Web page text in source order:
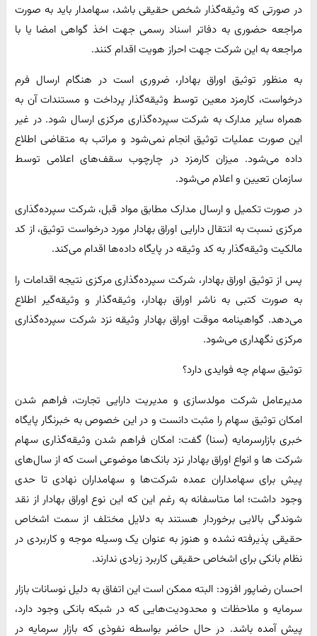
در صورتی که وثیقه‌گذار شخص حقیقی باشد، سهامدار باید به صورت
مراجعه حضوری به دفاتر اسناد رسمی جهت اخذ گواهی امضا یا با
مراجعه به این شرکت جهت احراز هویت اقدام کنند.
به منظور توثیق اوراق بهادار، ضروری است در هنگام ارسال فرم
درخواست، کارمزد معین توسط وثیقه‌گذار پرداخت و مستندات آن به
همراه سایر مدارک به شرکت سپرده‌گذاری مرکزی ارسال شود. در غیر
این صورت عملیات توثیق انجام نمی‌شود و مراتب به متقاضی اطلاع
داده می‌شود. میزان کارمزد در چارچوب سقف‌های اعلامی توسط
سازمان تعیین و اعلام می‌شود.
در صورت تکمیل و ارسال مدارک مطابق مواد قبل، شرکت سپرده‌گذاری
مرکزی نسبت به انتقال دارایی اوراق بهادار مورد درخواست توثیق، از کد
مالکیت وثیقه‌گذار به کد وثیقه در پایگاه داده‌ها اقدام می‌کند.
پس از توثیق اوراق بهادار، شرکت سپرده‌گذاری مرکزی نتیجه اقدامات را
به صورت کتبی به ناشر اوراق بهادار، وثیقه‌گذار و وثیقه‌گیر اطلاع
می‌دهد. گواهینامه موقت اوراق بهادار وثیقه نزد شرکت سپرده‌گذاری
مرکزی نگهداری می‌شود.
توثیق سهام چه فوایدی دارد؟
مدیرعامل شرکت مولدسازی و مدیریت دارایی تجارت، فراهم شدن
امکان توثیق سهام را مثبت دانست و در این خصوص به خبرنگار پایگاه
خبری بازارسرمایه (سنا) گفت: امکان فراهم شدن وثیقه‌گذاری سهام
شرکت ها و انواع اوراق بهادار نزد بانک‌ها موضوعی است که از سال‌های
پیش برای سهامداران عمده شرکت‌ها و سهامداران نهادی تا حدی
وجود داشت؛ اما متاسفانه به رغم این که این نوع اوراق بهادار از نقد
شوندگی بالایی برخوردار هستند به دلایل مختلف از سمت اشخاص
حقیقی پذیرفته نشده و هنوز به عنوان یک وسیله موجه و کاربردی در
نظام بانکی برای اشخاص حقیقی کاربرد زیادی ندارند.
احسان رضاپور افزود: البته ممکن است این اتفاق به دلیل نوسانات بازار
سرمایه و ملاحظات و محدودیت‌هایی که در شبکه بانکی وجود دارد،
پیش آمده باشد. در حال حاضر بواسطه نفوذی که بازار سرمایه در